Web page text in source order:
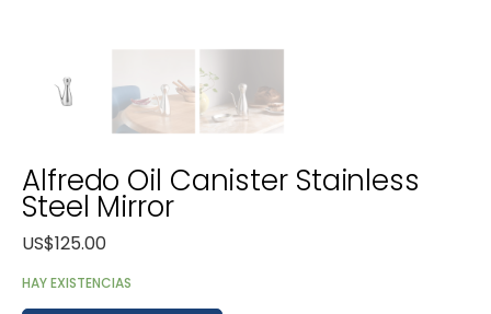
Alfredo Oil Canister Stainless
Steel Mirror
US$125.00
HAY EXISTENCIAS